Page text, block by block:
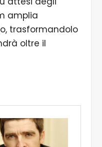
amplia
trasformandolo
oltre il